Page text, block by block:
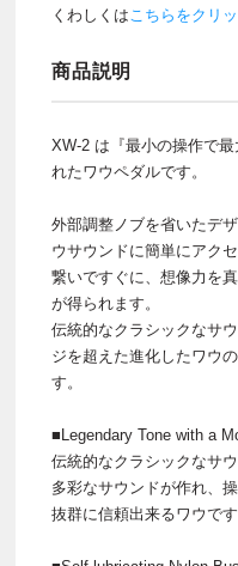
くわしくはこちらをクリ
商品説明
XW-2 は『最小の操作で
れたワウペダルです。
外部調整ノブを省いたデ
ウサウンドに簡単にアク
繋いですぐに、想像力を
が得られます。
伝統的なクラシックなサ
ジを超えた進化したワウ
す。
■Legendary Tone with a
伝統的なクラシックなサ
多彩なサウンドが作れ、
抜群に信頼出来るワウです